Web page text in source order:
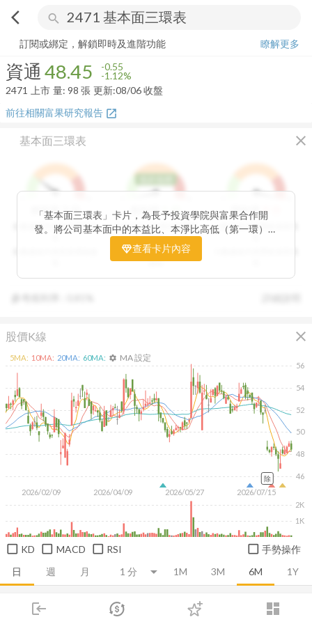
arrow_back_ios search
login dashboard
市場 登入
資通 48.45-1.12%
訂閱或綁定，解鎖即時及進階功能
瞭解更多
資通 48.45 -0.55
-1.12%
2471
上市 量: 98 張 更新:08/06 收盤
前往相關富果研究報告 open_in_new
基本面三環表 close
價值環3分
分數越高代表投資價值越
高
股利環 1 分
分數越高代表股利報酬率
越高
分數越低代表股利報酬率
越低
營收環9
分數越高代表營收成長性
高
「基本面三環表」卡片，為長予投資學院與富果合作開
發。將公司基本面中的本益比、本淨比高低（第一環）、
股利報酬率好壞（第二環）以及營收成長性（第三環），
透過數據分析與統計處理，用三環的表達方式讓投資人可
查看卡片內容
股價K線 close
日 週 月 1M 3M 6M 1Y
2026/02/09 2026/04/09 2026/05/27 2026/07/15
46
48
50
52
54
56
1K
2K
5MA: 10MA: 20MA: 60MA: settings MA 設定
除
KD MACD RSI 手勢操作
推薦卡片 技術面 消息面 財務報